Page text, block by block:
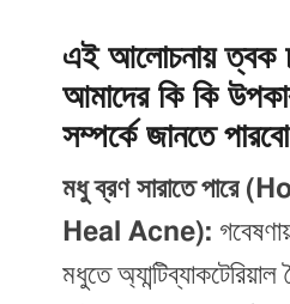
এই আলোচনায় ত্বক
আমাদের কি কি
সম্পর্কে জানতে
মধু ব্রণ সারাতে পারে
Heal Acne):
মধুতে অ্যান্টিব্যাকটেরিয়াল